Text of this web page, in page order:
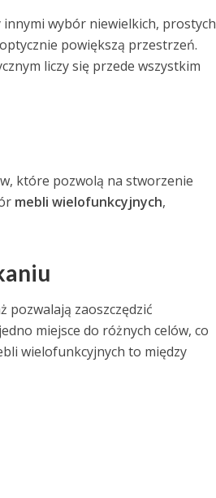
innymi wybór niewielkich, prostych
powiększą przestrzeń.
liczy się przede wszystkim
które pozwolą na stworzenie
mebli wielofunkcyjnych,
pozwalają zaoszczędzić
miejsce do różnych celów, co
wielofunkcyjnych to między